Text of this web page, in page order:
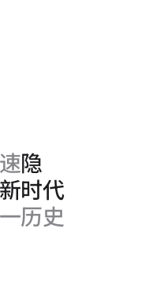
隐
时代
历史